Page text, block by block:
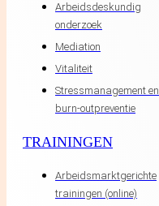
Arbeidsdeskundig
onderzoek
Mediation
Vitaliteit
Stressmanagement en
burn-outpreventie
TRAININGEN
Arbeidsmarktgerichte
trainingen (online)